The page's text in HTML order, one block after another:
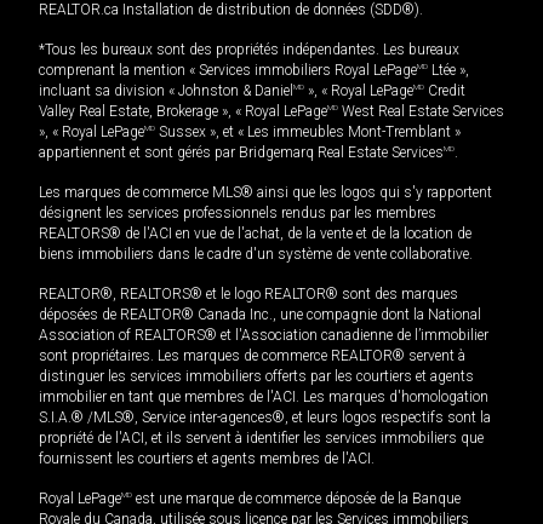
REALTOR.ca Installation de distribution de données (SDD®).
*Tous les bureaux sont des propriétés indépendantes. Les bureaux
comprenant la mention « Services immobiliers Royal LePageMD Ltée »,
incluant sa division « Johnston & Daniel MD », « Royal LePageMD Credit
Valley Real Estate, Brokerage », « Royal LePageMD West Real Estate Services
», « Royal LePageMD Sussex », et « Les immeubles Mont-Tremblant »
appartiennent et sont gérés par Bridgemarq Real Estate ServicesMD.
Les marques de commerce MLS® ainsi que les logos qui s'y rapportent
désignent les services professionnels rendus par les membres
REALTORS® de l'ACI en vue de l'achat, de la vente et de la location de
biens immobiliers dans le cadre d'un système de vente collaborative.
REALTOR®, REALTORS® et le logo REALTOR® sont des marques
déposées de REALTOR® Canada Inc., une compagnie dont la National
Association of REALTORS® et l'Association canadienne de l’immobilier
sont propriétaires. Les marques de commerce REALTOR® servent à
distinguer les services immobiliers offerts par les courtiers et agents
immobilier en tant que membres de l'ACI. Les marques d'homologation
S.I.A.® /MLS®, Service inter-agences®, et leurs logos respectifs sont la
propriété de l'ACI, et ils servent à identifier les services immobiliers que
fournissent les courtiers et agents membres de l'ACI.
Royal LePageMD est une marque de commerce déposée de la Banque
Royale du Canada, utilisée sous licence par les Services immobiliers